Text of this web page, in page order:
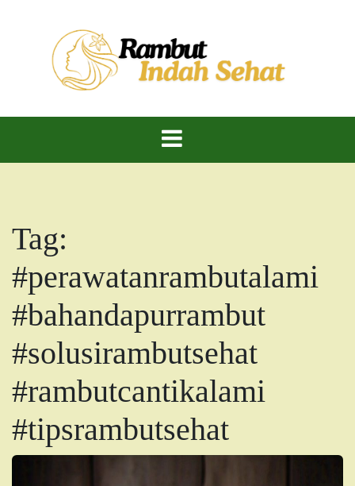
Rambut Indah
Dan Sehat
Berkilau!
Tag:
#perawatanrambutalami
#bahandapurrambut
#solusirambutsehat
#rambutcantikalami
#tipsrambutsehat